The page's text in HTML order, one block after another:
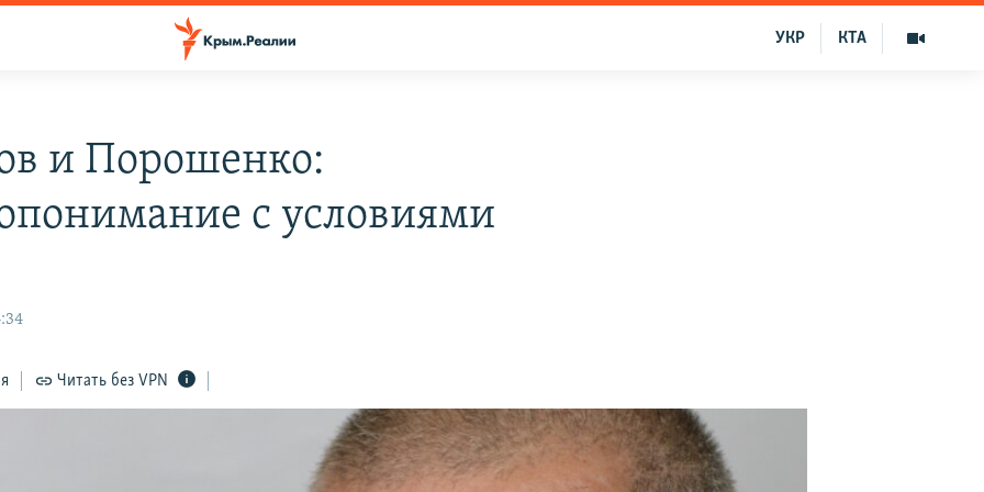
КТА
УКР
и Порошенко:
с условиями
Читать без VPN